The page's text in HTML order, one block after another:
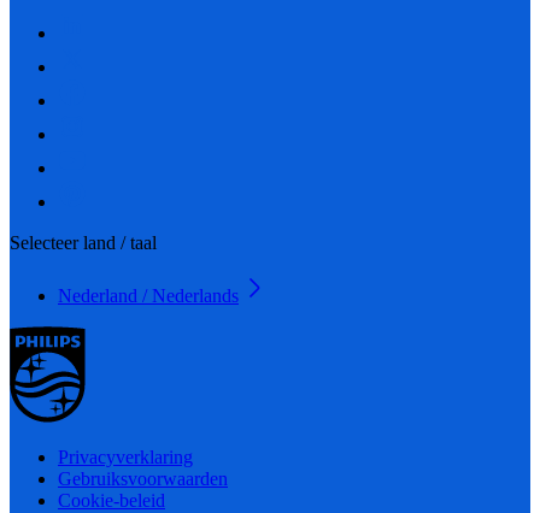
Selecteer land / taal
Nederland / Nederlands
Privacyverklaring
Gebruiksvoorwaarden
Cookie-beleid